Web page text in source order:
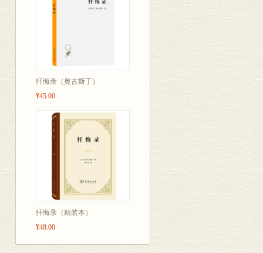
忏悔录（奥古斯丁）
¥45.00
忏悔录（精装本）
¥48.00